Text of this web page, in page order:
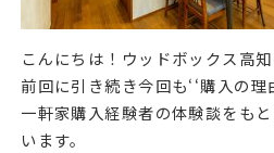
こんにちは！ウッドボックス高知
前回に引き続き今回も‘‘購入の理
一軒家購入経験者の体験談をも
います。